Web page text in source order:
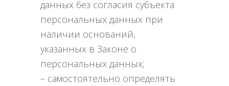
данных без согласия субъекта
персональных данных при
наличии оснований,
указанных в Законе о
персональных данных;
– самостоятельно определять